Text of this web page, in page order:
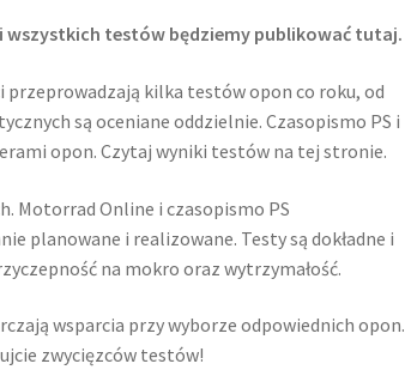
testów będziemy publikować tutaj.
kilka testów opon co roku, od
są oceniane oddzielnie. Czasopismo PS i
opon. Czytaj wyniki testów na tej stronie.
Motorrad Online i czasopismo PS
planowane i realizowane. Testy są dokładne i
na mokro oraz wytrzymałość.
wsparcia przy wyborze odpowiednich opon.
zwycięzców testów!